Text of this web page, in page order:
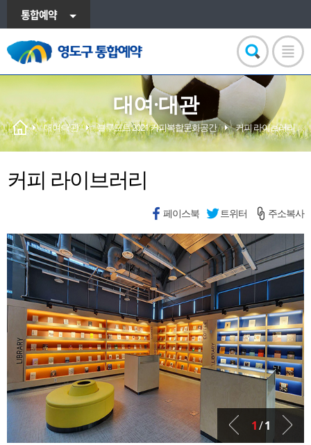
통합예약
대여·대관
대여·대관 블루포트 2021 커피복합문화공간 커피 라이브러리
커피 라이브러리
페이스북 트위터 주소복사
1/1